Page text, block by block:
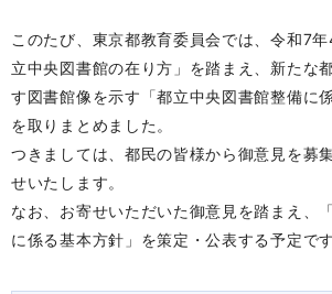
このたび、東京都教育委員会では、令和7
立中央図書館の在り方」を踏まえ、新たな
す図書館像を示す「都立中央図書館整備に
を取りまとめました。
つきましては、都民の皆様から御意見を募
せいたします。
なお、お寄せいただいた御意見を踏まえ、
に係る基本方針」を策定・公表する予定です